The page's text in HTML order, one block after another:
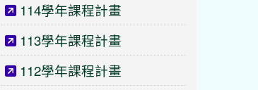
114學年課程計畫
113學年課程計畫
112學年課程計畫